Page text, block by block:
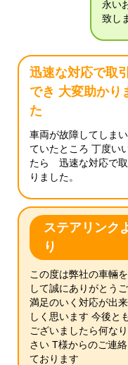
永い
致し
迅速な対応で取
でき 大変助かり
た
車両が故障してしま
ていたところ 丁度い
たら 迅速な対応で
りました。
ステアリンク
り
この度は弊社の車輛
して誠にありがとう
満足のいく対応が出
しく思います 今後と
ございましたら何な
さい T様からのご連
ております